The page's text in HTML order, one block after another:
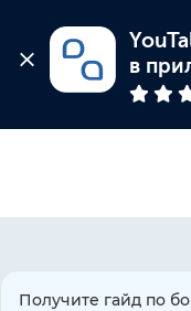
в
Получите гайд по